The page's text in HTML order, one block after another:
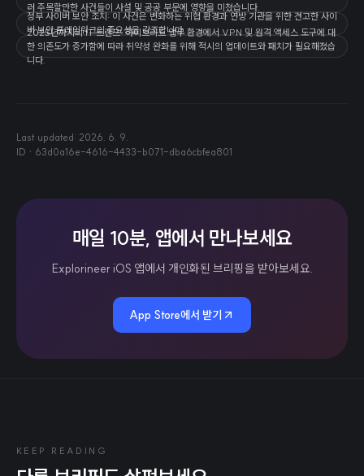
러 주목할만한 사건들이 사설 및 공공 부문에 영향을 미쳤습니다.
정부 사이버 보안 조치: 이 사건은 변화하는 위협 환경과 연방 기관을 위한 견고한 사이
버 보안 프레임워크의 중요성을 강조합니다.
2025년까지의 IT 트렌드: 하이브리드 업무 환경에서 VPN 및 원격 액세스 도구에 대
한 의존도가 증가함에 따라 취약성 완화를 위해 적시의 업데이트와 패치가 필요해졌습
니다.
Last updated: 2026. 6. 9.
ID · 63d0a16e-4616-4433-b071-dba6cbfea801
매일 10분, 앱에서 만나보세요
Explorineer iOS 앱에서 개인화된 브리핑을 받아보세요.
App Store에서 받기
KEEP READING